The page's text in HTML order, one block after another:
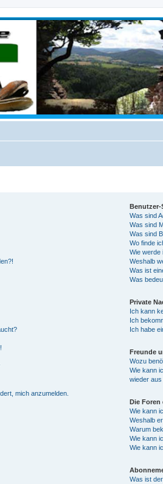
mich anzumelden.
Was sind
Was sind
Was sind
Wo finde
Wie werde
Weshalb
Was ist
Was
Private
Ich kann
Ich
Ich habe
Freunde
Wozu
Wie kann
wieder
Die
Wie kann
Weshalb
Warum
Wie kann
Wie kann
Was ist